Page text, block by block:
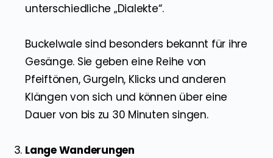
unterschiedliche „Dialekte“.
Buckelwale sind besonders bekannt für ihre
Gesänge. Sie geben eine Reihe von
Pfeiftönen, Gurgeln, Klicks und anderen
Klängen von sich und können über eine
Dauer von bis zu 30 Minuten singen.
Lange Wanderungen